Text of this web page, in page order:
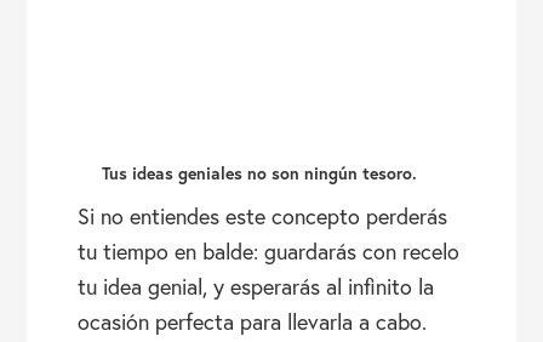
Tus ideas geniales no son ningún tesoro.
Si no entiendes este concepto perderás
tu tiempo en balde: guardarás con recelo
tu idea genial, y esperarás al infinito la
ocasión perfecta para llevarla a cabo.